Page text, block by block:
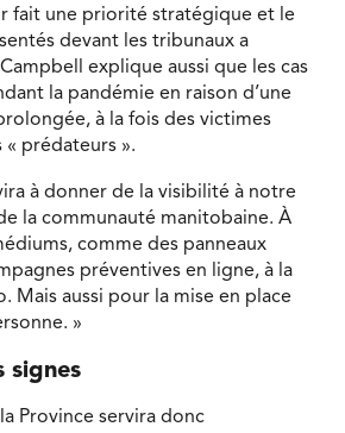
fait une priorité stratégique et le
devant les tribunaux a
explique aussi que les cas
la pandémie en raison d’une
à la fois des victimes
prédateurs ».
à donner de la visibilité à notre
la communauté manitobaine. À
comme des panneaux
préventives en ligne, à la
Mais aussi pour la mise en place
»
signes
Province servira donc